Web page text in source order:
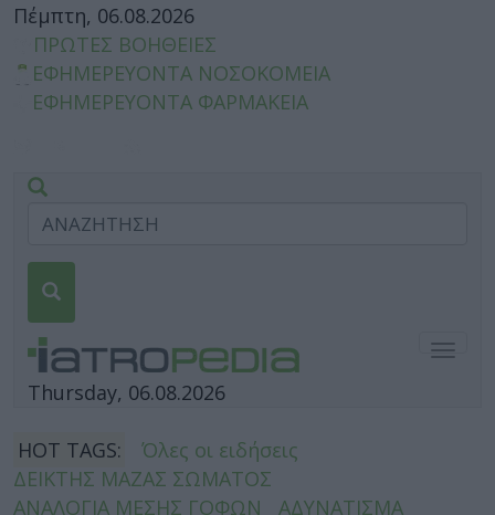
Πέμπτη, 06.08.2026
ΠΡΩΤΕΣ ΒΟΗΘΕΙΕΣ
ΕΦΗΜΕΡΕΥΟΝΤΑ ΝΟΣΟΚΟΜΕΙΑ
ΕΦΗΜΕΡΕΥΟΝΤΑ ΦΑΡΜΑΚΕΙΑ
Thursday, 06.08.2026
HOT TAGS:
Όλες οι ειδήσεις
ΔΕΙΚΤΗΣ ΜΑΖΑΣ ΣΩΜΑΤΟΣ
ΑΝΑΛΟΓΙΑ ΜΕΣΗΣ ΓΟΦΩΝ
ΑΔΥΝΑΤΙΣΜΑ